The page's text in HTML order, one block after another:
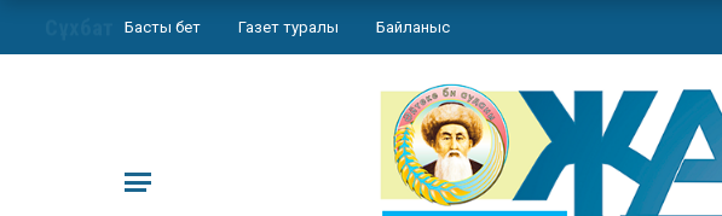
Басты бет Газет туралы Байланыс